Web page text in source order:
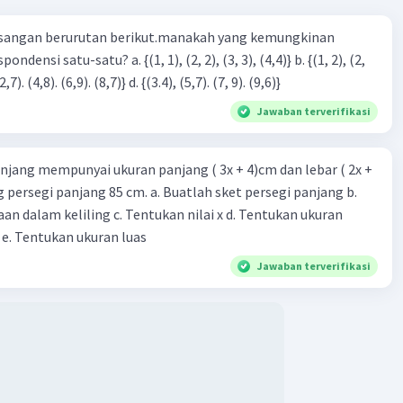
berurutan berikut.manakah yang kemungkinan
3), (3, 4). (4,5)} c. {(2,7). (4,8). (6,9). (8,7)} d. {(3.4), (5,7). (7, 9). (9,6)}
Jawaban terverifikasi
mempunyai ukuran panjang ( 3x + 4)cm dan lebar ( 2x +
persegi panjang 85 cm. a. Buatlah sket persegi panjang b.
dalam keliling c. Tentukan nilai x d. Tentukan ukuran
Tentukan ukuran luas
Jawaban terverifikasi